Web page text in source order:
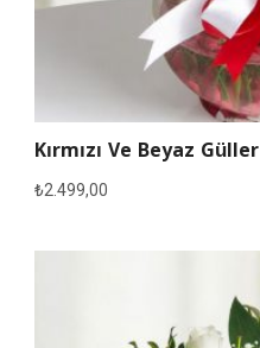
Kırmızı Ve Beyaz Güller
₺2.499,00